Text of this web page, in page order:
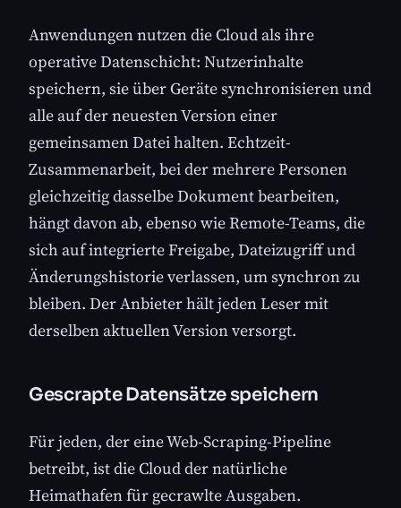
Anwendungen nutzen die Cloud als ihre
operative Datenschicht: Nutzerinhalte
speichern, sie über Geräte synchronisieren und
alle auf der neuesten Version einer
gemeinsamen Datei halten. Echtzeit-
Zusammenarbeit, bei der mehrere Personen
gleichzeitig dasselbe Dokument bearbeiten,
hängt davon ab, ebenso wie Remote-Teams, die
sich auf integrierte Freigabe, Dateizugriff und
Änderungshistorie verlassen, um synchron zu
bleiben. Der Anbieter hält jeden Leser mit
derselben aktuellen Version versorgt.
Gescrapte Datensätze speichern
Für jeden, der eine Web-Scraping-Pipeline
betreibt, ist die Cloud der natürliche
Heimathafen für gecrawlte Ausgaben.